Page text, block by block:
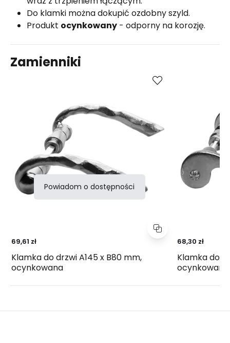
Do klamki można dokupić ozdobny szyld.
Produkt ocynkowany - odporny na korozję.
Zamienniki
Powiadom o dostępności
69,61 zł
Klamka do drzwi A145 x B80 mm,
ocynkowana
68,30 zł
Klamka do
ocynkowana